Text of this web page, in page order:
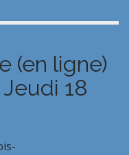
(en ligne)
18